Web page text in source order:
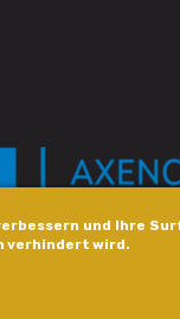
und Ihre
verhindert wird.